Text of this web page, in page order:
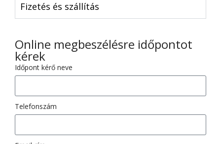
Fizetés és szállítás
Online megbeszélésre időpontot
kérek
Időpont kérő neve
Telefonszám